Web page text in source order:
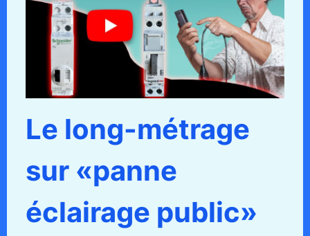
Le long-métrage
sur «panne
éclairage public»